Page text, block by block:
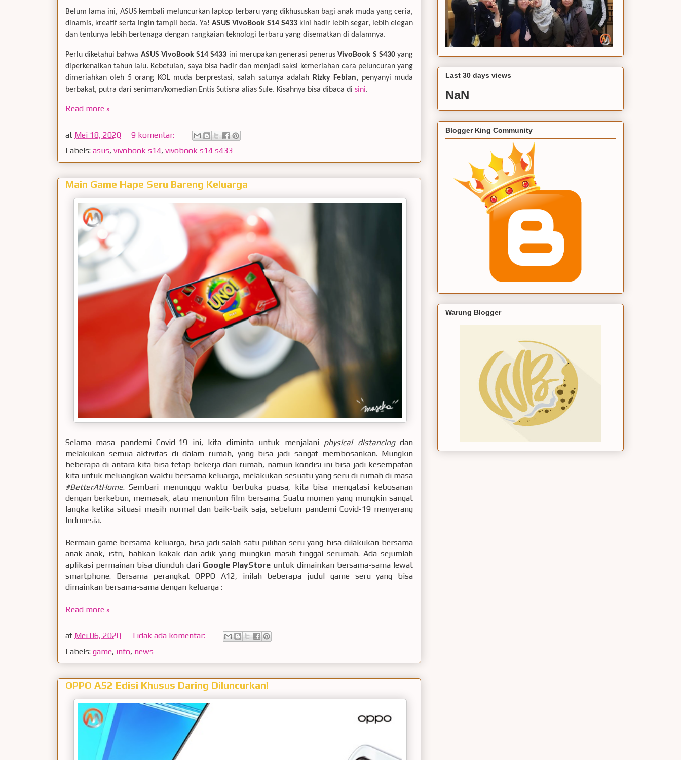
Belum lama ini, ASUS kembali meluncurkan laptop terbaru yang dikhususkan bagi anak muda yang ceria,
dinamis, kreatif serta ingin tampil beda. Ya! ASUS VivoBook S14 S433 kini hadir lebih segar, lebih elegan
dan tentunya lebih bertenaga dengan rangkaian teknologi terbaru yang disematkan di dalamnya.
Perlu diketahui bahwa ASUS VivoBook S14 S433 ini merupakan generasi penerusVivoBook S S430yang
diperkenalkan tahun lalu. Kebetulan, saya bisa hadir dan menjadi saksi kemeriahan cara peluncuran yang
dimeriahkan oleh 5 orang KOL muda berprestasi, salah satunya adalah Rizky Febian, penyanyi muda
berbakat, putra dari seniman/komedian Entis Sutisna alias Sule. Kisahnya bisa dibaca di sini.
Read more »
at Mei 18, 2020
9 komentar:
Labels: asus, vivobook s14, vivobook s14 s433
Main Game Hape Seru Bareng Keluarga
Selama masa pandemi Covid-19 ini, kita diminta untuk menjalani physical distancingdan
melakukan semua aktivitas di dalam rumah, yang bisa jadi sangat membosankan. Mungkin
beberapa di antara kita bisa tetap bekerja dari rumah, namun kondisi ini bisa jadi kesempatan
kita untuk meluangkan waktu bersama keluarga, melakukan sesuatu yang seru di rumah di masa
#BetterAtHome. Sembari menunggu waktu berbuka puasa, kita bisa mengatasi kebosanan
dengan berkebun, memasak, atau menonton film bersama. Suatu momen yang mungkin sangat
langka ketika situasi masih normal dan baik-baik saja, sebelum pandemi Covid-19 menyerang
Indonesia.
Bermain game bersama keluarga, bisa jadi salah satu pilihan seru yang bisa dilakukan bersama
anak-anak, istri, bahkan kakak dan adik yang mungkin masih tinggal serumah. Ada sejumlah
aplikasi permainan bisa diunduh dari Google PlayStore untuk dimainkan bersama-sama lewat
smartphone. Bersama perangkat OPPO A12, inilah beberapa judul game seru yang bisa
dimainkan bersama-sama dengan keluarga :
Read more »
at Mei 06, 2020
Tidak ada komentar:
Labels: game, info, news
OPPO A52 Edisi Khusus Daring Diluncurkan!
Last 30 days views
NaN
Blogger King Community
Warung Blogger